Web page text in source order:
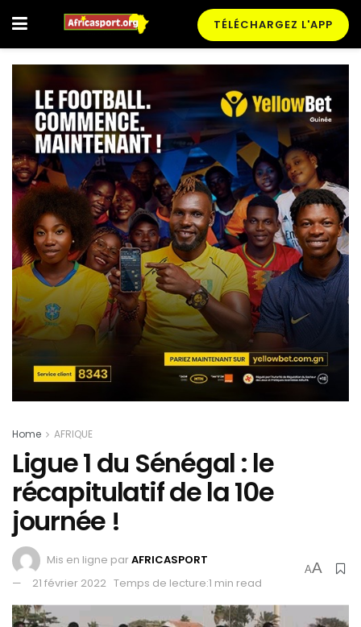
TÉLÉCHARGEZ L'APP
Home AFRIQUE
Ligue 1 du Sénégal : le
récapitulatif de la 10e
journée !
Mis en ligne parAFRICASPORT
21 février 2022 Temps de lecture:1 min read
AA